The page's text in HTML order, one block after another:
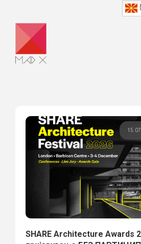
content
SHARE Architecture Awards